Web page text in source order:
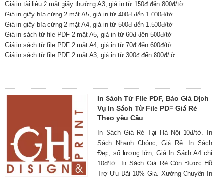
Giá in tài liệu 2 mặt giấy thường A3, giá in từ 150đ đến 800đ/tờ
Giá in giấy bìa cứng 2 mặt A5, giá in từ 400đ đến 1.000đ/tờ
Giá in giấy bìa cứng 2 mặt A4, giá in từ 500đ đến 1.500đ/tờ
Giá in sách từ file PDF 2 mặt A5, giá in từ 60đ đến 500đ/tờ
Giá in sách từ file PDF 2 mặt A4, giá in từ 70đ đến 600đ/tờ
Giá in sách từ file PDF 2 mặt A3, giá in từ 300đ đến 800đ/tờ
In Sách Từ File PDF, Báo Giá Dịch
Vụ In Sách Từ File PDF Giá Rẻ
Theo yêu Cầu
In Sách Giá Rẻ Tại Hà Nội 10đ/tờ. In
Sách Nhanh Chóng, Giá Rẻ. In Sách
Đẹp, số lượng lớn, Giá In Sách A4 chỉ
10đ/tờ. In Sách Giá Rẻ Còn Được Hỗ
Trợ Ưu Đãi 10% Giá. Xưởng Chuyên In